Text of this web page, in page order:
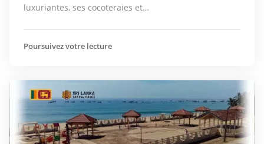
luxuriantes, ses cocoteraies et…
Poursuivez votre lecture